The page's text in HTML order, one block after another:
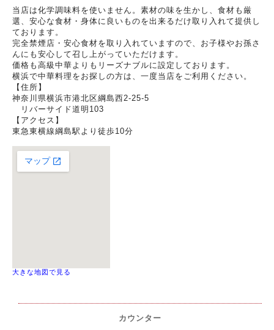
当店は化学調味料を使いません。素材の味を生かし、食材も厳
選、安心な食材・身体に良いものを出来るだけ取り入れて提供し
ております。
完全禁煙店・安心食材を取り入れていますので、お子様やお孫さ
んにも安心して召し上がっていただけます。
価格も高級中華よりもリーズナブルに設定しております。
横浜で中華料理をお探しの方は、一度当店をご利用ください。
【住所】
神奈川県横浜市港北区綱島西2-25-5
リバーサイド道明103
【アクセス】
東急東横線綱島駅より徒歩10分
大きな地図で見る
カウンター